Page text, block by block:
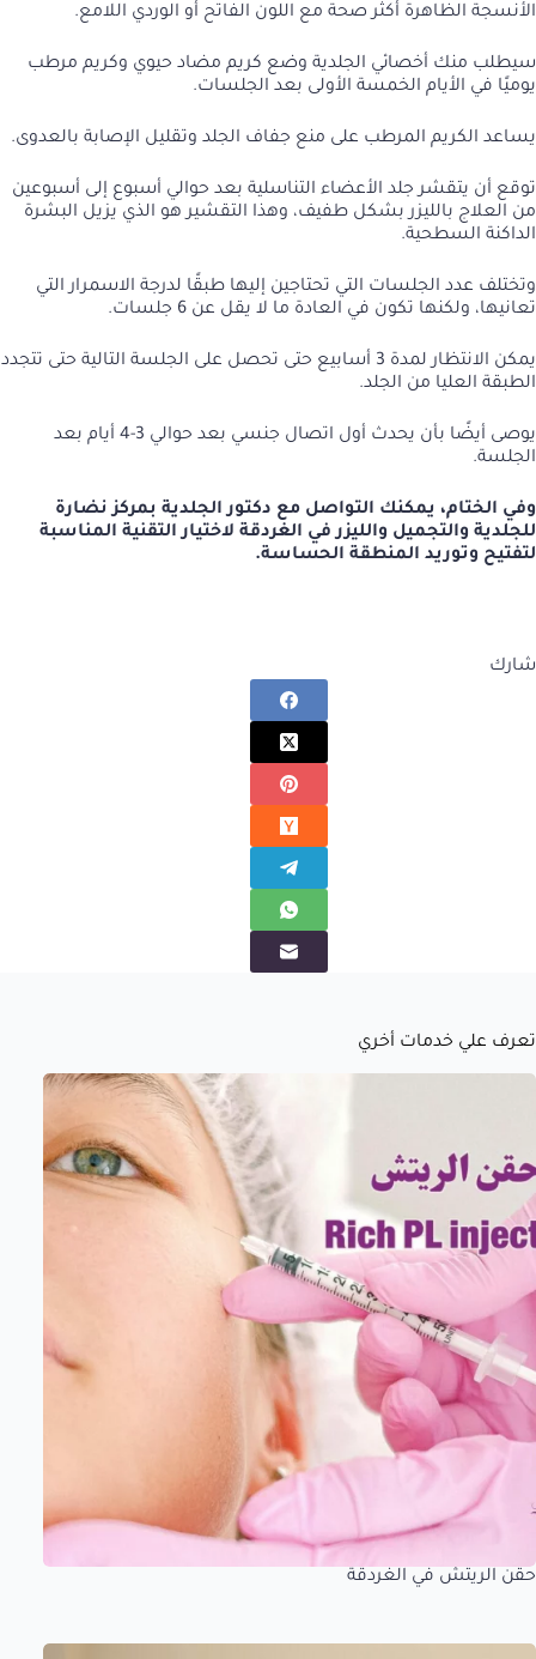
الأنسجة الظاهرة أكثر صحة مع اللون الفاتح أو الوردي اللامع.
سيطلب منك أخصائي الجلدية وضع كريم مضاد حيوي وكريم مرطب
يوميًا في الأيام الخمسة الأولى بعد الجلسات.
يساعد الكريم المرطب على منع جفاف الجلد وتقليل الإصابة بالعدوى.
توقع أن يتقشر جلد الأعضاء التناسلية بعد حوالي أسبوع إلى أسبوعين
من العلاج بالليزر بشكل طفيف، وهذا التقشير هو الذي يزيل البشرة
الداكنة السطحية.
وتختلف عدد الجلسات التي تحتاجين إليها طبقًا لدرجة الاسمرار التي
تعانيها، ولكنها تكون في العادة ما لا يقل عن 6 جلسات.
يمكن الانتظار لمدة 3 أسابيع حتى تحصل على الجلسة التالية حتى تتجدد
الطبقة العليا من الجلد.
يوصى أيضًا بأن يحدث أول اتصال جنسي بعد حوالي 3-4 أيام بعد
الجلسة.
وفي الختام، يمكنك التواصل مع دكتور الجلدية بمركز نضارة
للجلدية والتجميل والليزر في الغردقة لاختيار التقنية المناسبة
لتفتيح وتوريد المنطقة الحساسة.
شارك
تعرف علي خدمات أخري
حقن الريتش في الغردقة